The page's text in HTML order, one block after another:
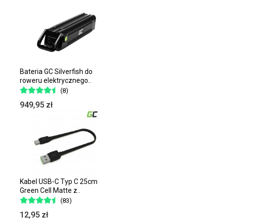
Bateria GC Silverfish do
roweru elektrycznego..
(8)
949,95 zł
Kabel USB-C Typ C 25cm
Green Cell Matte z..
(83)
12,95 zł